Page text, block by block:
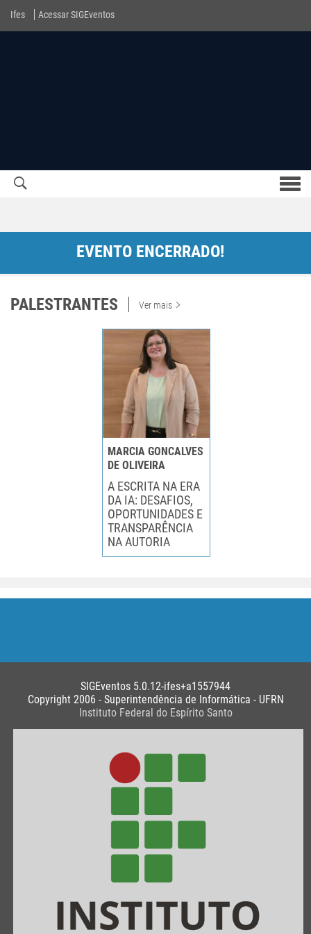
Ifes Acessar SIGEventos
EVENTO ENCERRADO!
PALESTRANTES Ver mais
MARCIA GONCALVES
DE OLIVEIRA
A ESCRITA NA ERA
DA IA: DESAFIOS,
OPORTUNIDADES E
TRANSPARÊNCIA
NA AUTORIA
SIGEventos 5.0.12-ifes+a1557944
Copyright 2006 - Superintendência de Informática - UFRN
Instituto Federal do Espírito Santo